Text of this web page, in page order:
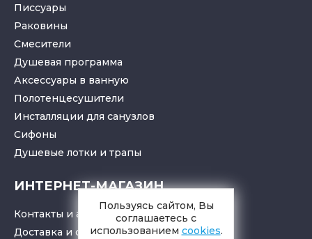
Писсуары
Раковины
Смесители
Душевая программа
Аксессуары в ванную
Полотенцесушители
Инсталляции для санузлов
Cифоны
Душевые лотки и трапы
ИНТЕРНЕТ-МАГАЗИН
Контакты и адрес
Доставка и самовывоз
Пользуясь сайтом, Вы
соглашаетесь с
использованием cookies.